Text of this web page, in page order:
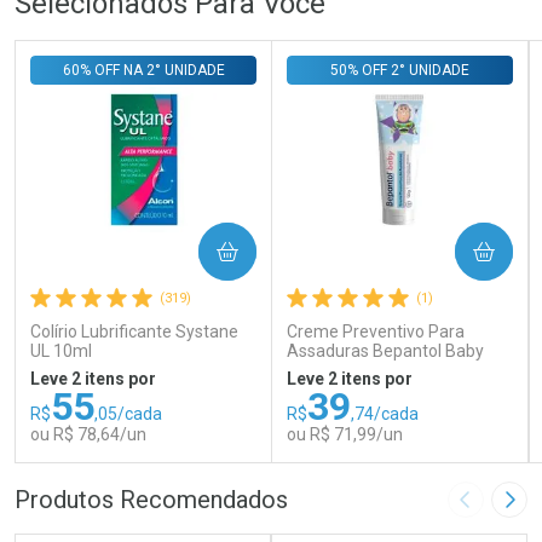
(319)
Colírio Lubrificante Systane
UL 10ml
60% OFF NA 2° UNIDADE
Leve 2 itens por
R$55,05/cada
ou R$ 78,64/un
COMPRAR
FECHAR
FECHAR
Por Menos
(1)
Creme Preventivo Para
Assaduras Bepantol Baby
Toy Story Personagens
Sortidos 120g
50% OFF 2° UNIDADE
Leve 2 itens por
R$39,74/cada
ou R$ 71,99/un
COMPRAR
Por Menos
Produtos Recomendados Imagem